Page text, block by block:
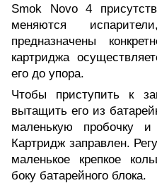
Smok Novo 4
меняются
предназначены
картриджа
его до упора.
Чтобы приступить к
вытащить его из
маленькую пробочку
Картридж заправлен.
маленькое крепкое
боку батарейного блока.